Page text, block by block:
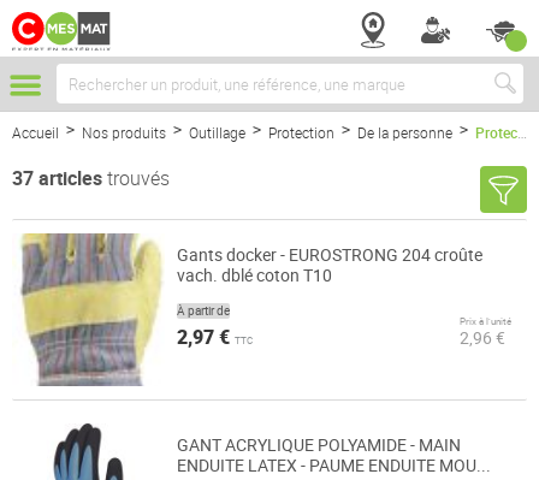
Chercher
Accueil Nos produits Outillage Protection De la personne Protection des mains
37articlestrouvés
Gants docker - EUROSTRONG 204 croûte
vach. dblé coton T10
À partir de
2,97 € TTC
Prix à l’unité
2,96 €
GANT ACRYLIQUE POLYAMIDE - MAIN
ENDUITE LATEX - PAUME ENDUITE MOU...